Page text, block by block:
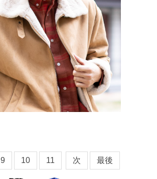
9 10 11 次 最後